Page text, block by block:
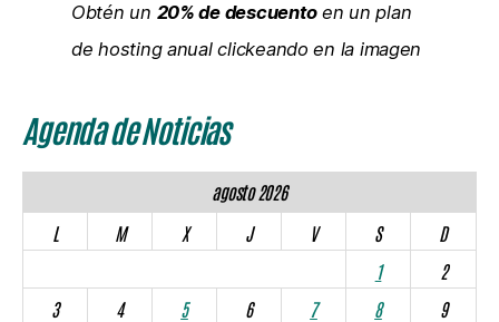
Obtén un 20% de descuentoen un plan
de hosting anual clickeando en la imagen
Agenda de Noticias
agosto 2026
L
M X J V S
D
1
2
3
4 5 6 7 8
9